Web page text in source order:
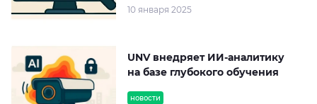
10 января 2025
новости
UNV внедряет ИИ-аналитику
на базе глубокого обучения